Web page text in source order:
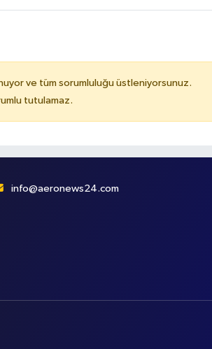
ve tüm sorumluluğu üstleniyorsunuz.
tutulamaz.
info@aeronews24.com